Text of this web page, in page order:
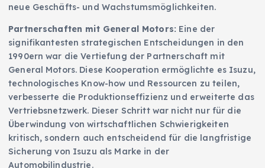
neue Geschäfts- und Wachstumsmöglichkeiten.
Partnerschaften mit General Motors: Eine der
signifikantesten strategischen Entscheidungen in den
1990ern war die Vertiefung der Partnerschaft mit
General Motors. Diese Kooperation ermöglichte es Isuzu,
technologisches Know-how und Ressourcen zu teilen,
verbesserte die Produktionseffizienz und erweiterte das
Vertriebsnetzwerk. Dieser Schritt war nicht nur für die
Überwindung von wirtschaftlichen Schwierigkeiten
kritisch, sondern auch entscheidend für die langfristige
Sicherung von Isuzu als Marke in der
Automobilindustrie.